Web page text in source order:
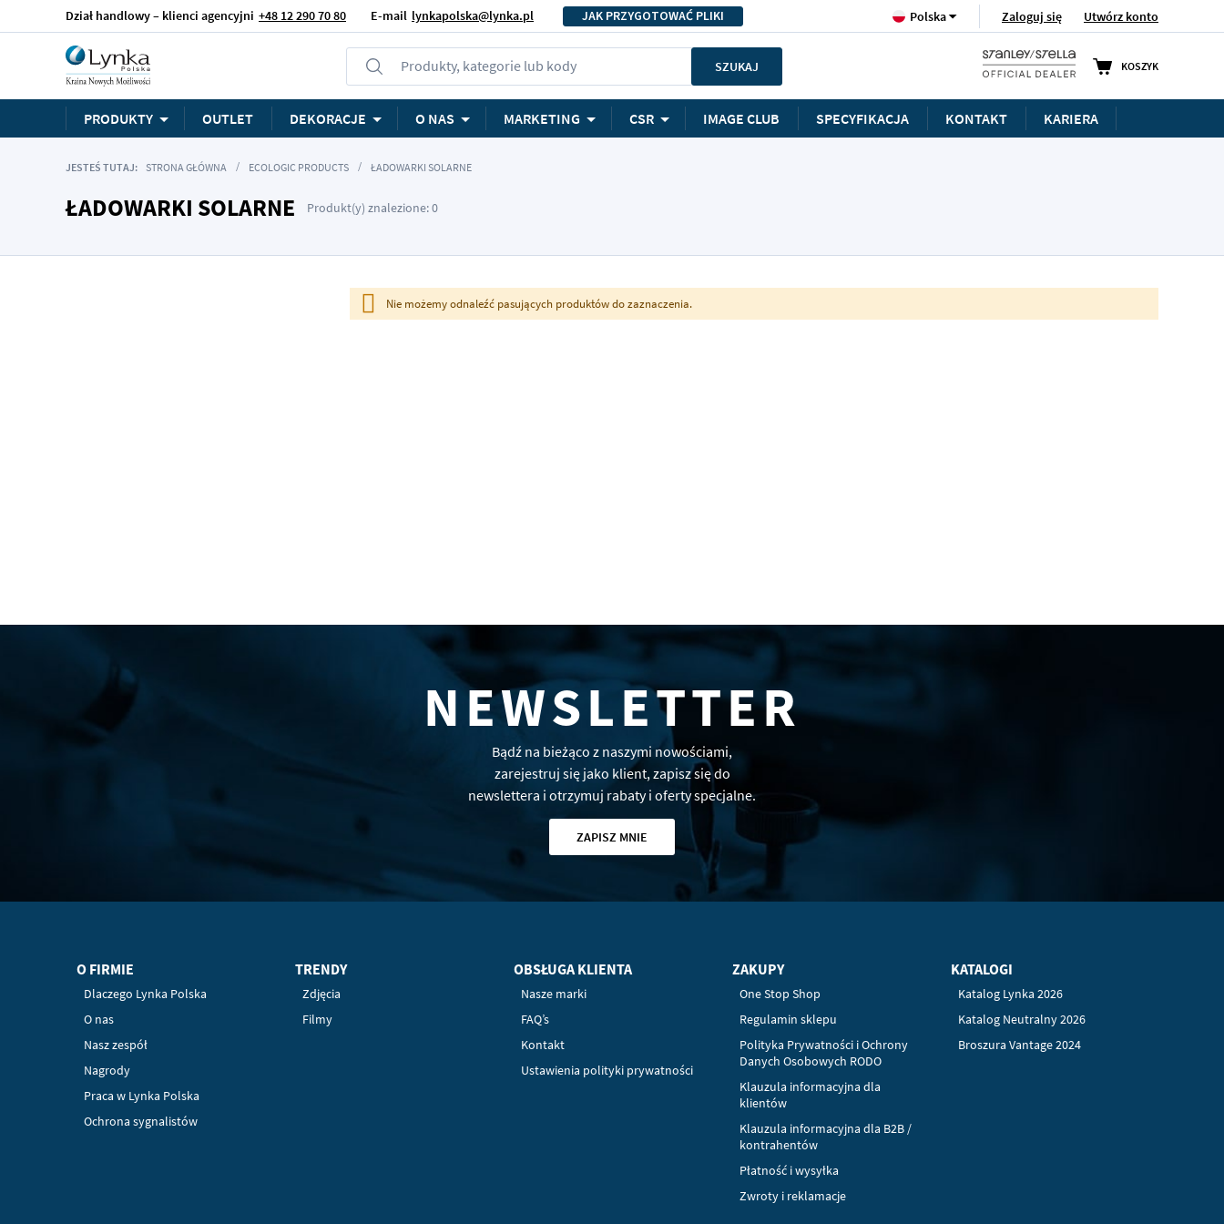
Dział handlowy – klienci agencyjni +48 12 290 70 80 E-mail lynkapolska@lynka.pl JAK PRZYGOTOWAĆ PLIKI Zaloguj się Utwórz konto
Polska
KOSZYK
Produkty, kategorie lub kody SZUKAJ
PRODUKTY OUTLET DEKORACJE O NAS MARKETING CSR IMAGE CLUB SPECYFIKACJA KONTAKT KARIERA
JESTEŚ TUTAJ: STRONA GŁÓWNA ECOLOGIC PRODUCTS ŁADOWARKI SOLARNE
ŁADOWARKI SOLARNE Produkt(y) znalezione: 0
Nie możemy odnaleźć pasujących produktów do zaznaczenia.
NEWSLETTER
Bądź na bieżąco z naszymi nowościami,
zarejestruj się jako klient, zapisz się do
newslettera i otrzymuj rabaty i oferty specjalne.
ZAPISZ MNIE
O FIRMIE
Dlaczego Lynka Polska
O nas
Nasz zespół
Nagrody
Praca w Lynka Polska
Ochrona sygnalistów
TRENDY
Zdjęcia
Filmy
OBSŁUGA KLIENTA
Nasze marki
FAQ’s
Kontakt
Ustawienia polityki prywatności
ZAKUPY
One Stop Shop
Regulamin sklepu
Polityka Prywatności i Ochrony
Danych Osobowych RODO
Klauzula informacyjna dla
klientów
Klauzula informacyjna dla B2B /
kontrahentów
Płatność i wysyłka
Zwroty i reklamacje
KATALOGI
Katalog Lynka 2026
Katalog Neutralny 2026
Broszura Vantage 2024